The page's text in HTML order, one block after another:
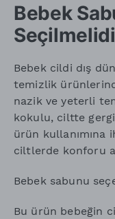
Bebek
Bebek cildi dış
temizlik
nazik ve yeterli
kokulu, ciltte
ürün kullanımına
ciltlerde konforu
Bebek sabunu
Bu ürün bebeğin